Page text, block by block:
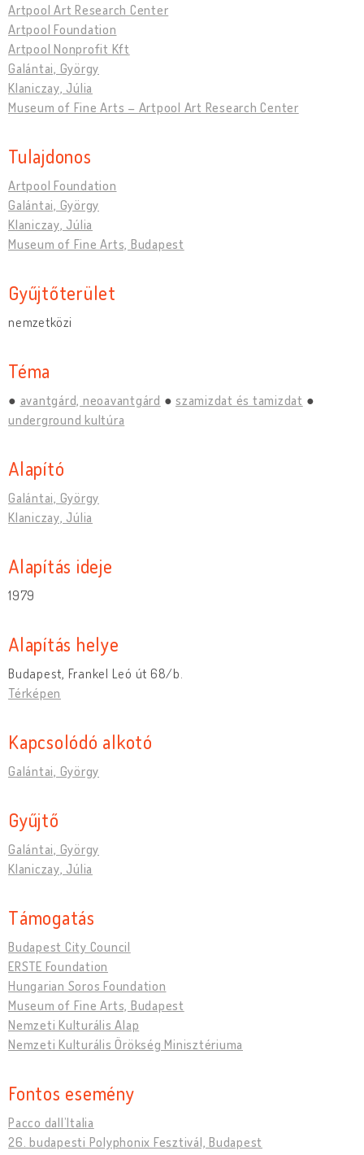
Artpool Art Research Center
Artpool Foundation
Artpool Nonprofit Kft
Galántai, György
Klaniczay, Júlia
Museum of Fine Arts – Artpool Art Research Center
Tulajdonos
Artpool Foundation
Galántai, György
Klaniczay, Júlia
Museum of Fine Arts, Budapest
Gyűjtőterület
nemzetközi
Téma
avantgárd, neoavantgárd
szamizdat és tamizdat
underground kultúra
Alapító
Galántai, György
Klaniczay, Júlia
Alapítás ideje
1979
Alapítás helye
Budapest, Frankel Leó út 68/b.
Térképen
Kapcsolódó alkotó
Galántai, György
Gyűjtő
Galántai, György
Klaniczay, Júlia
Támogatás
Budapest City Council
ERSTE Foundation
Hungarian Soros Foundation
Museum of Fine Arts, Budapest
Nemzeti Kulturális Alap
Nemzeti Kulturális Örökség Minisztériuma
Fontos esemény
Pacco dall’Italia
26. budapesti Polyphonix Fesztivál, Budapest